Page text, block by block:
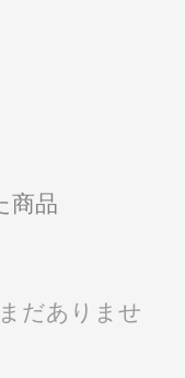
商品
だありませ